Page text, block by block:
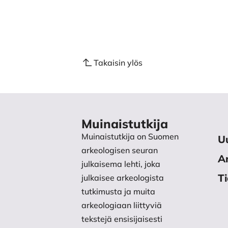
Peruskartta. 1979. Vanhat
https://
2613 07 Ia.* -/- - Ylitornio (--).
Pitäjänkartta. 1945b.
2613 08 Ia.* -/- - Ylitornio (--).
Pitäjänkartta. 1945c.
2613 10 Ia.* -/- -_1 Ylitornio (--
Takaisin ylös
Muinaistutkija
Muinaistutkija on Suomen
arkeologisen seuran
julkaisema lehti, joka
julkaisee arkeologista
tutkimusta ja muita
arkeologiaan liittyviä
tekstejä ensisijaisesti